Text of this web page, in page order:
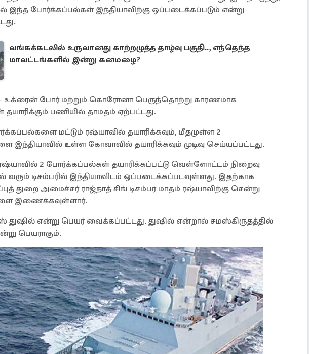
இந்த போர்க்கப்பல்கள் இந்தியாவிற்கு ஒப்படைக்கப்படும் என்று
வங்கக்கடலில் உருவானது காற்றழுத்த தாழ்வு பகுதி.., எந்தெந்த
மாவட்டங்களில் இன்று கனமழை?
போர் மற்றும் கொரோனா பெருந்தொற்று காரணமாக
பணியில் தாமதம் ஏற்பட்டது.
மட்டும் ரஷ்யாவில் தயாரிக்கவும், மீதமுள்ள 2
இந்தியாவில் உள்ள கோவாவில் தயாரிக்கவும் முடிவு செய்யப்பட்டது.
2 போர்க்கப்பல்கள் தயாரிக்கப்பட்டு வெள்ளோட்டம் நிறைவு
வரும் டிசம்பரில் இந்தியாவிடம் ஒப்படைக்கப்படவுள்ளது. இதற்காக
துறை அமைச்சர் ராஜ்நாத் சிங் டிசம்பர் மாதம் ரஷ்யாவிற்கு சென்று
இணைக்கவுள்ளார்.
என்று பெயர் வைக்கப்பட்டது. துஷில் என்றால் சமஸ்கிருதத்தில்
பெயராகும்.